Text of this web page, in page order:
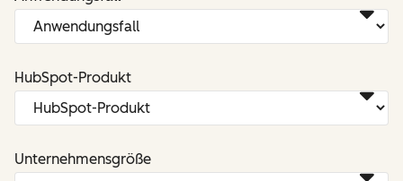
HubSpot-Produkt
Unternehmensgröße